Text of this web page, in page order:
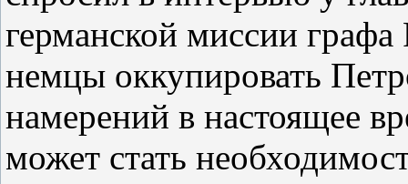
германской миссии
немцы оккупировать
намерений в настоящее
может стать